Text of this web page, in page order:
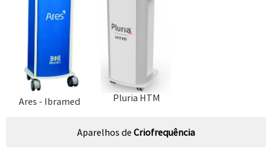
Ares - Ibramed Pluria HTM
Aparelhos de Criofrequência